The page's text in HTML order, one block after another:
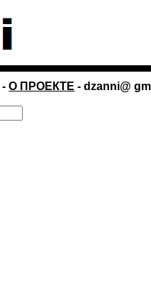
-О ПРОЕКТЕ - dzanni@